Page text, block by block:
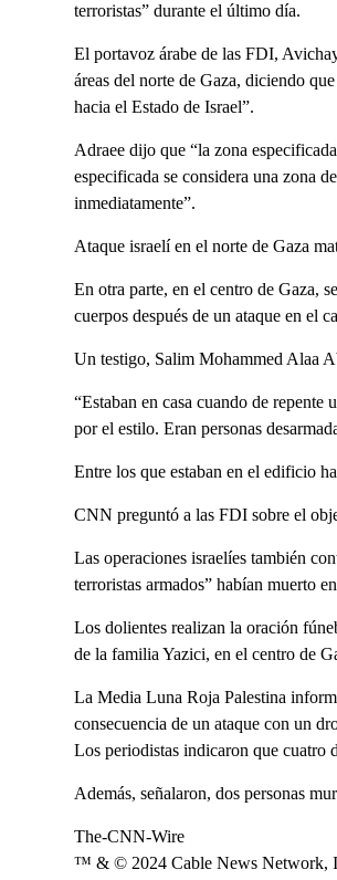
terroristas” durante el último día.
El portavoz árabe de las FDI,
áreas del norte de Gaza, diciendo
hacia el Estado de Israel”.
Adraee dijo que “la zona
especificada se considera una zona
inmediatamente”.
Ataque israelí en el norte de Gaza
En otra parte, en el centro de Gaza,
cuerpos después de un ataque en el
Un testigo, Salim Mohammed Alaa
“Estaban en casa cuando de
por el estilo. Eran personas
Entre los que estaban en el edificio
CNN preguntó a las FDI sobre el
Las operaciones israelíes también
terroristas armados” habían muerto
Los dolientes realizan la oración
de la familia Yazici, en el centro de
La Media Luna Roja Palestina
consecuencia de un ataque con un
Los periodistas indicaron que cuatro
Además, señalaron, dos personas
The-CNN-Wire
™ & © 2024 Cable News Network,